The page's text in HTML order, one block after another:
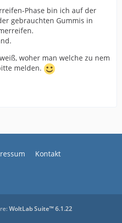
Phase bin ich auf der
gebrauchten Gummis in
woher man welche zu nem
melden.
Kontakt
WoltLab Suite™ 6.1.22